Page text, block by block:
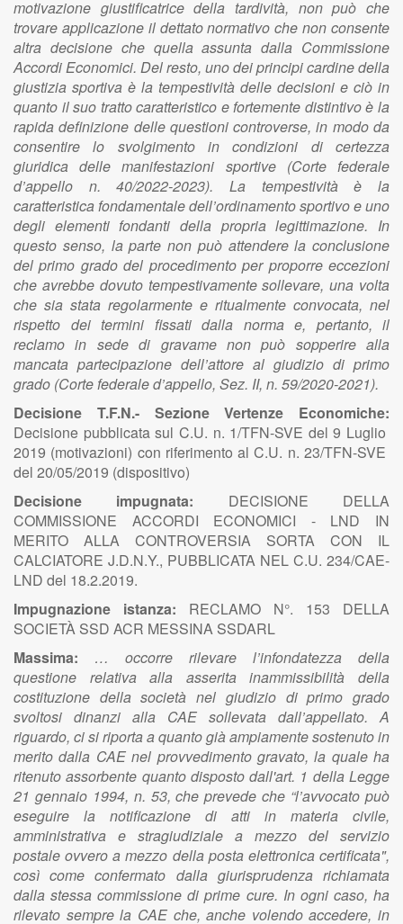
motivazione giustificatrice della tardività, non può che
trovare applicazione il dettato normativo che non consente
altra decisione che quella assunta dalla Commissione
Accordi Economici. Del resto, uno dei principi cardine della
giustizia sportiva è la tempestività delle decisioni e ciò in
quanto il suo tratto caratteristico e fortemente distintivo è la
rapida definizione delle questioni controverse, in modo da
consentire lo svolgimento in condizioni di certezza
giuridica delle manifestazioni sportive (Corte federale
d’appello n. 40/2022-2023). La tempestività è la
caratteristica fondamentale dell’ordinamento sportivo e uno
degli elementi fondanti della propria legittimazione. In
questo senso, la parte non può attendere la conclusione
del primo grado del procedimento per proporre eccezioni
che avrebbe dovuto tempestivamente sollevare, una volta
che sia stata regolarmente e ritualmente convocata, nel
rispetto dei termini fissati dalla norma e, pertanto, il
reclamo in sede di gravame non può sopperire alla
mancata partecipazione dell’attore al giudizio di primo
grado (Corte federale d’appello, Sez. II, n. 59/2020-2021).
Decisione T.F.N.- Sezione Vertenze Economiche:
Decisione pubblicata sul C.U. n. 1/TFN-SVE del 9 Luglio
2019 (motivazioni) con riferimento al C.U. n. 23/TFN-SVE
del 20/05/2019 (dispositivo)
Decisione impugnata: DECISIONE DELLA
COMMISSIONE ACCORDI ECONOMICI - LND IN
MERITO ALLA CONTROVERSIA SORTA CON IL
CALCIATORE J.D.N.Y., PUBBLICATA NEL C.U. 234/CAE-
LND del 18.2.2019.
Impugnazione istanza: RECLAMO N°. 153 DELLA
SOCIETÀ SSD ACR MESSINA SSDARL
Massima: … occorre rilevare l’infondatezza della
questione relativa alla asserita inammissibilità della
costituzione della società nel giudizio di primo grado
svoltosi dinanzi alla CAE sollevata dall’appellato. A
riguardo, ci si riporta a quanto già ampiamente sostenuto in
merito dalla CAE nel provvedimento gravato, la quale ha
ritenuto assorbente quanto disposto dall'art. 1 della Legge
21 gennaio 1994, n. 53, che prevede che “l’avvocato può
eseguire la notificazione di atti in materia civile,
amministrativa e stragiudiziale a mezzo del servizio
postale ovvero a mezzo della posta elettronica certificata",
così come confermato dalla giurisprudenza richiamata
dalla stessa commissione di prime cure. In ogni caso, ha
rilevato sempre la CAE che, anche volendo accedere, in